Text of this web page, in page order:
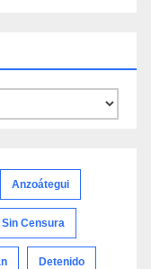
Anzoátegui
Censura
Detenido